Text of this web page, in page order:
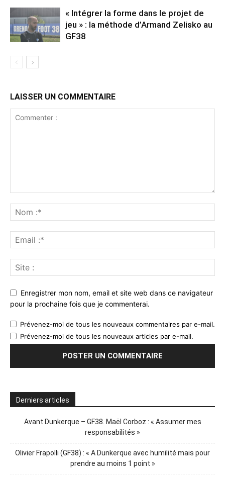
« Intégrer la forme dans le projet de
jeu » : la méthode d’Armand Zelisko au
GF38
LAISSER UN COMMENTAIRE
Enregistrer mon nom, email et site web dans ce navigateur
pour la prochaine fois que je commenterai.
Prévenez-moi de tous les nouveaux commentaires par e-mail.
Prévenez-moi de tous les nouveaux articles par e-mail.
Derniers articles
Avant Dunkerque – GF38. Maël Corboz : « Assumer mes
responsabilités »
Olivier Frapolli (GF38) : « A Dunkerque avec humilité mais pour
prendre au moins 1 point »